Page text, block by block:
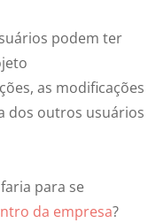
podem ter
as modificações
dos outros usuários
para se
da empresa?